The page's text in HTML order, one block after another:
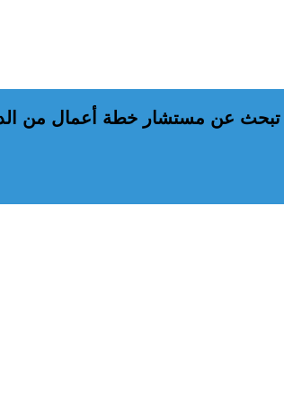
عن مستشار خطة أعمال من